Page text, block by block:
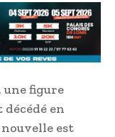
figure
décédé en
nouvelle est